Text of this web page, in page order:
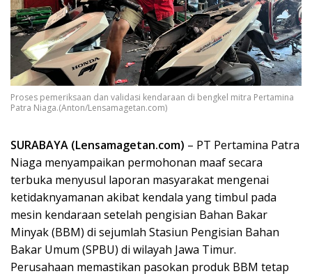
Proses pemeriksaan dan validasi kendaraan di bengkel mitra Pertamina
Patra Niaga.(Anton/Lensamagetan.com)
SURABAYA (Lensamagetan.com) – PT Pertamina Patra
Niaga menyampaikan permohonan maaf secara
terbuka menyusul laporan masyarakat mengenai
ketidaknyamanan akibat kendala yang timbul pada
mesin kendaraan setelah pengisian Bahan Bakar
Minyak (BBM) di sejumlah Stasiun Pengisian Bahan
Bakar Umum (SPBU) di wilayah Jawa Timur.
Perusahaan memastikan pasokan produk BBM tetap